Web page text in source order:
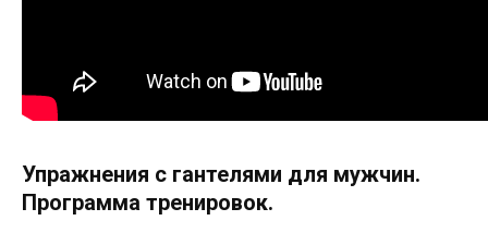
Упражнения с гантелями для мужчин.
Программа тренировок.